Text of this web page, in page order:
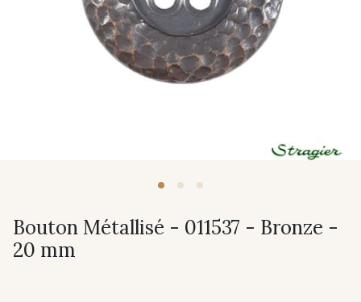
Bouton Métallisé - 011537 - Bronze -
20 mm